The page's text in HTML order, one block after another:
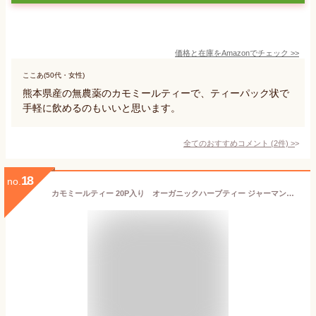
価格と在庫をAmazonでチェック >>
ここあ(50代・女性)
熊本県産の無農薬のカモミールティーで、ティーパック状で
手軽に飲めるのもいいと思います。
全てのおすすめコメント (2件) >
no. 18
カモミールティー 20P入り オーガニックハーブティー ジャーマンカモミール ガーデン オブ アンデス 有機ハーブティ 無農薬 チリ 癒し リラックス 紅茶 ノンカフェイン 妊婦 マタニティハーブティ ティーバッグ ティーパック ※3個までメール便OK 賞味期限：2025.07.31